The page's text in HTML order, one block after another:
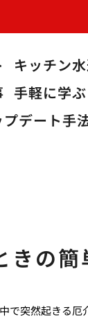
キッチン
手軽に学
デート手
きの
で突然起きる